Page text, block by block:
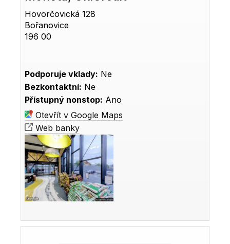
Hovorčovická 128
Bořanovice
196 00
Podporuje vklady: Ne
Bezkontaktní: Ne
Přístupný nonstop: Ano
Otevřít v Google Maps
Web banky